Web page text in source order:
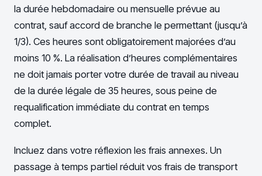
la durée hebdomadaire ou mensuelle prévue au
contrat, sauf accord de branche le permettant (jusqu’à
1/3). Ces heures sont obligatoirement majorées d’au
moins 10 %. La réalisation d’heures complémentaires
ne doit jamais porter votre durée de travail au niveau
de la durée légale de 35 heures, sous peine de
requalification immédiate du contrat en temps
complet.
Incluez dans votre réflexion les frais annexes. Un
passage à temps partiel réduit vos frais de transport